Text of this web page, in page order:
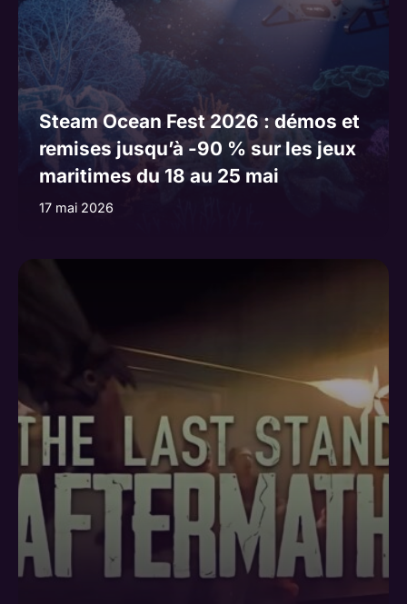
Steam Ocean Fest 2026 : démos et
remises jusqu’à -90 % sur les jeux
maritimes du 18 au 25 mai
17 mai 2026